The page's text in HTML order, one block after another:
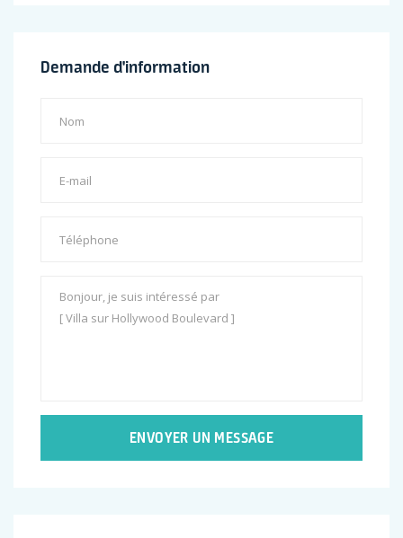
Demande d'information
ENVOYER UN MESSAGE